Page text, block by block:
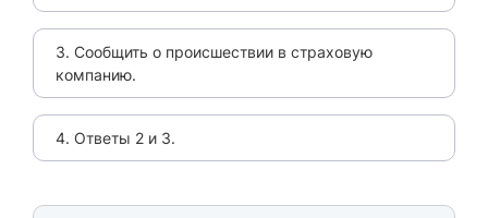
3. Сообщить о происшествии в страховую
компанию.
4. Ответы 2 и 3.